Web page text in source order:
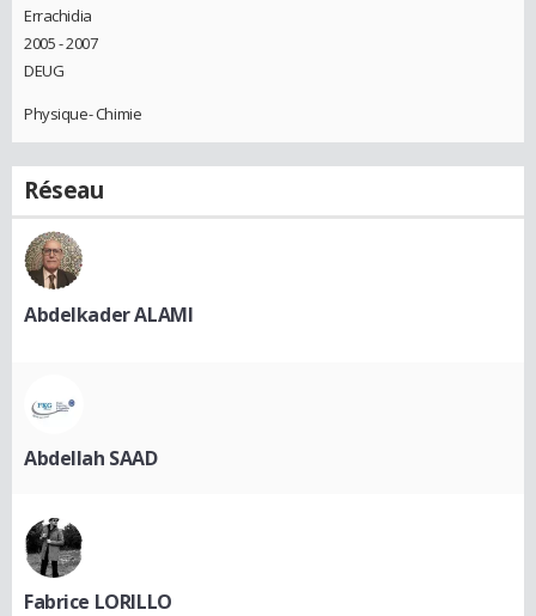
Errachidia
2005 - 2007
DEUG
Physique- Chimie
Réseau
Abdelkader ALAMI
Abdellah SAAD
Fabrice LORILLO